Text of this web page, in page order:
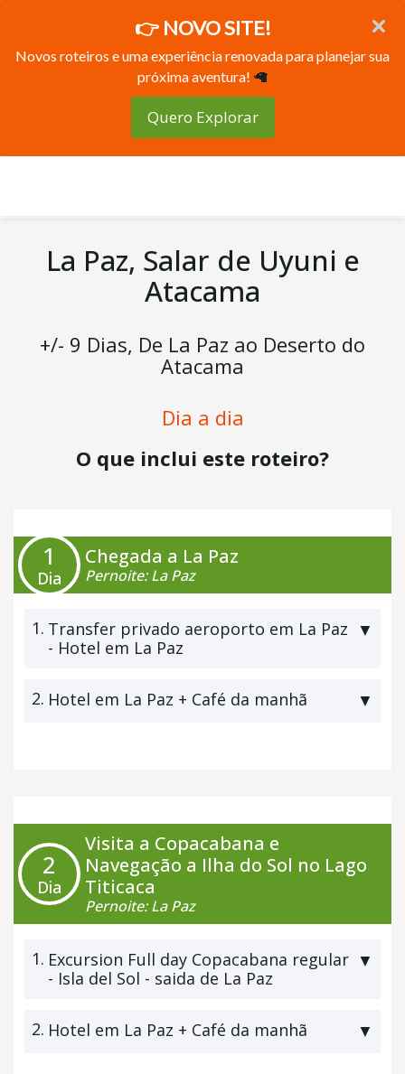
👉 NOVO SITE!
Novos roteiros e uma experiência renovada para planejar sua
próxima aventura! 🦙
Quero Explorar
La Paz, Salar de Uyuni e
Atacama
+/- 9 Dias, De La Paz ao Deserto do
Atacama
Dia a dia
O que inclui este roteiro?
1
Dia
Chegada a La Paz
Pernoite: La Paz
1. Transfer privado aeroporto em La Paz
- Hotel em La Paz
▼
2. Hotel em La Paz + Café da manhã ▼
2
Dia
Visita a Copacabana e
Navegação a Ilha do Sol no Lago
Titicaca
Pernoite: La Paz
1. Excursion Full day Copacabana regular
- Isla del Sol - saida de La Paz
▼
2. Hotel em La Paz + Café da manhã ▼